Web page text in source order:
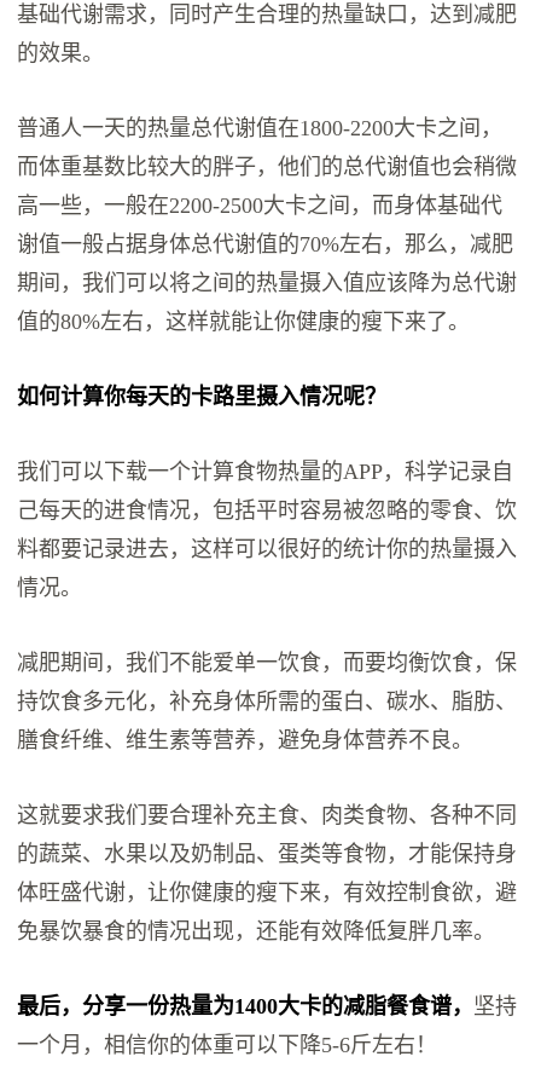
基础代谢需求，同时产生合理的热量缺口，达到减肥
的效果。
普通人一天的热量总代谢值在1800-2200大卡之间，
而体重基数比较大的胖子，他们的总代谢值也会稍微
高一些，一般在2200-2500大卡之间，而身体基础代
谢值一般占据身体总代谢值的70%左右，那么，减肥
期间，我们可以将之间的热量摄入值应该降为总代谢
值的80%左右，这样就能让你健康的瘦下来了。
如何计算你每天的卡路里摄入情况呢？
我们可以下载一个计算食物热量的APP，科学记录自
己每天的进食情况，包括平时容易被忽略的零食、饮
料都要记录进去，这样可以很好的统计你的热量摄入
情况。
减肥期间，我们不能爱单一饮食，而要均衡饮食，保
持饮食多元化，补充身体所需的蛋白、碳水、脂肪、
膳食纤维、维生素等营养，避免身体营养不良。
这就要求我们要合理补充主食、肉类食物、各种不同
的蔬菜、水果以及奶制品、蛋类等食物，才能保持身
体旺盛代谢，让你健康的瘦下来，有效控制食欲，避
免暴饮暴食的情况出现，还能有效降低复胖几率。
最后，分享一份热量为1400大卡的减脂餐食谱， 坚持
一个月，相信你的体重可以下降5-6斤左右！